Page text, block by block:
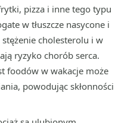
pizza i inne tego typu
w tłuszcze nasycone i
cholesterolu i w
ryzyko chorób serca.
foodów w wakacje może
powodując skłonności